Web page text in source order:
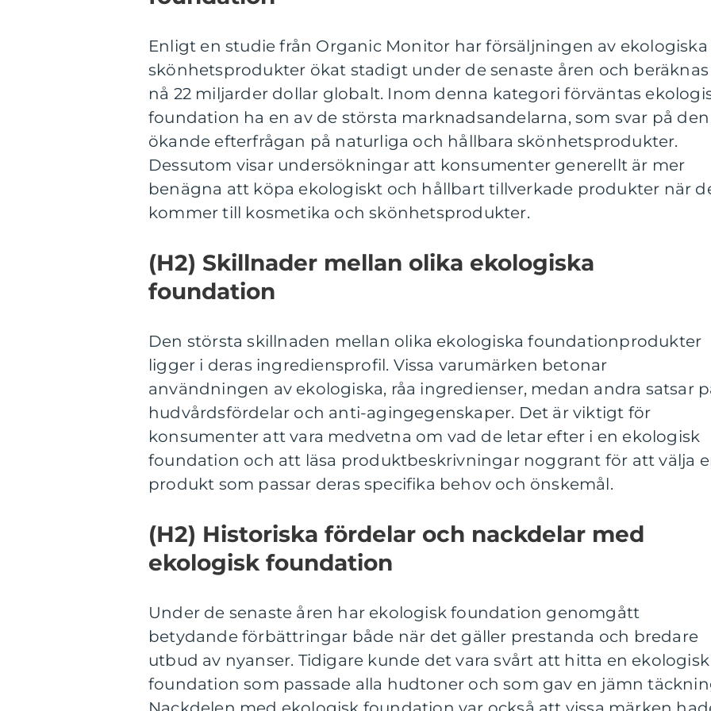
Enligt en studie från Organic Monitor har försäljningen av ekologiska
skönhetsprodukter ökat stadigt under de senaste åren och beräknas
nå 22 miljarder dollar globalt. Inom denna kategori förväntas
foundation ha en av de största marknadsandelarna, som svar på den
ökande efterfrågan på naturliga och hållbara skönhetsprodukter.
Dessutom visar undersökningar att konsumenter generellt är mer
benägna att köpa ekologiskt och hållbart tillverkade produkter när
kommer till kosmetika och skönhetsprodukter.
(H2) Skillnader mellan olika ekologiska
foundation
Den största skillnaden mellan olika ekologiska foundationprodukter
ligger i deras ingrediensprofil. Vissa varumärken betonar
användningen av ekologiska, råa ingredienser, medan andra satsar
hudvårdsfördelar och anti-agingegenskaper. Det är viktigt för
konsumenter att vara medvetna om vad de letar efter i en ekologisk
foundation och att läsa produktbeskrivningar noggrant för att välja
produkt som passar deras specifika behov och önskemål.
(H2) Historiska fördelar och nackdelar med
ekologisk foundation
Under de senaste åren har ekologisk foundation genomgått
betydande förbättringar både när det gäller prestanda och bredare
utbud av nyanser. Tidigare kunde det vara svårt att hitta en ekologisk
foundation som passade alla hudtoner och som gav en jämn